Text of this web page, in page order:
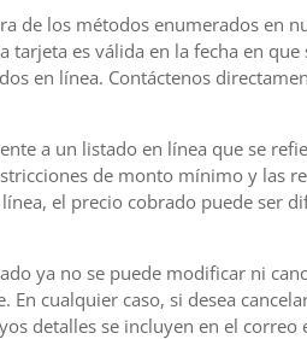
de los métodos enumerados en
tarjeta es válida en la fecha en
en línea. Contáctenos
a un listado en línea que se
de monto mínimo y las
el precio cobrado puede ser
ya no se puede modificar ni
En cualquier caso, si desea
detalles se incluyen en el